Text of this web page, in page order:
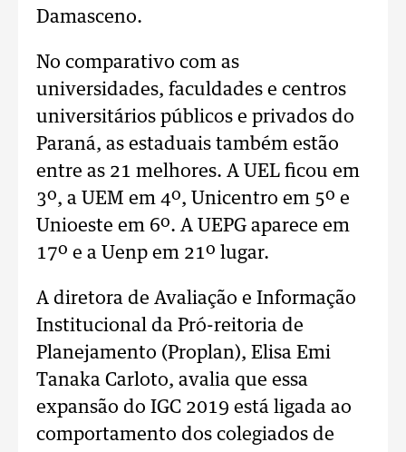
Damasceno.
No comparativo com as
universidades, faculdades e centros
universitários públicos e privados do
Paraná, as estaduais também estão
entre as 21 melhores. A UEL ficou em
3º, a UEM em 4º, Unicentro em 5º e
Unioeste em 6º. A UEPG aparece em
17º e a Uenp em 21º lugar.
A diretora de Avaliação e Informação
Institucional da Pró-reitoria de
Planejamento (Proplan), Elisa Emi
Tanaka Carloto, avalia que essa
expansão do IGC 2019 está ligada ao
comportamento dos colegiados de